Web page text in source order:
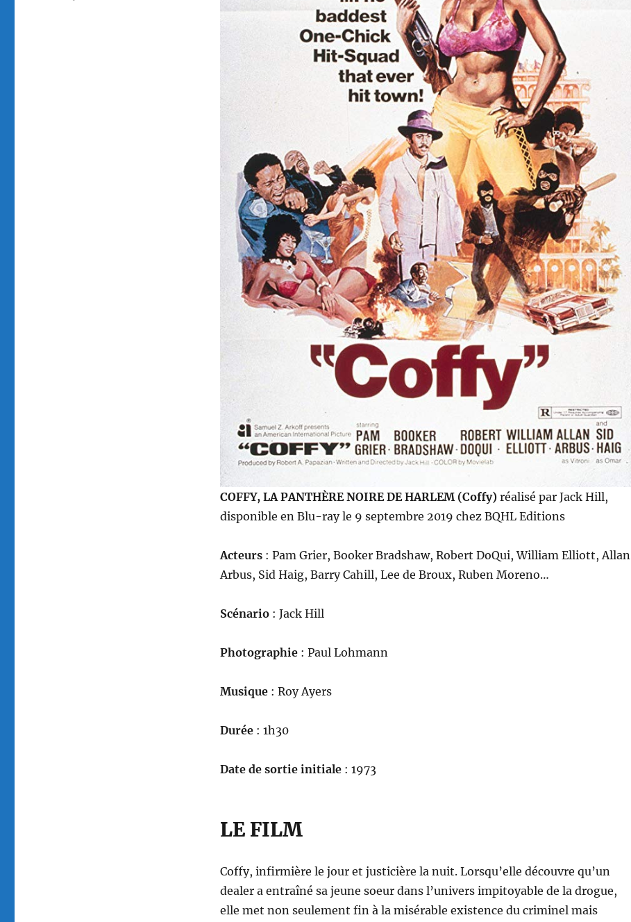
COFFY, LA PANTHÈRE NOIRE DE HARLEM (Coffy)réalisé par Jack Hill,
disponible en Blu-ray le 9 septembre 2019 chez BQHL Editions
Acteurs: Pam Grier, Booker Bradshaw, Robert DoQui, William Elliott, Allan
Arbus, Sid Haig, Barry Cahill, Lee de Broux, Ruben Moreno…
Scénario: Jack Hill
Photographie: Paul Lohmann
Musique: Roy Ayers
Durée: 1h30
Date de sortie initiale: 1973
LE FILM
Coffy, infirmière le jour et justicière la nuit. Lorsqu’elle découvre qu’un
dealer a entraîné sa jeune soeur dans l’univers impitoyable de la drogue,
elle met non seulement fin à la misérable existence du criminel mais